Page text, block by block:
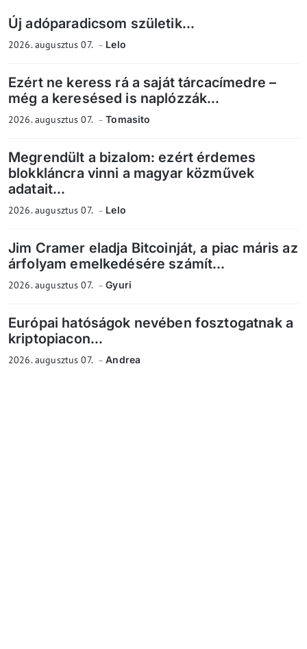
Új adóparadicsom születik...
2026. augusztus 07. Lelo
Ezért ne keress rá a saját tárcacímedre –
még a keresésed is naplózzák...
2026. augusztus 07. Tomasito
Megrendült a bizalom: ezért érdemes
blokkláncra vinni a magyar közművek
adatait...
2026. augusztus 07. Lelo
Jim Cramer eladja Bitcoinját, a piac máris az
árfolyam emelkedésére számít...
2026. augusztus 07. Gyuri
Európai hatóságok nevében fosztogatnak a
kriptopiacon...
2026. augusztus 07. Andrea